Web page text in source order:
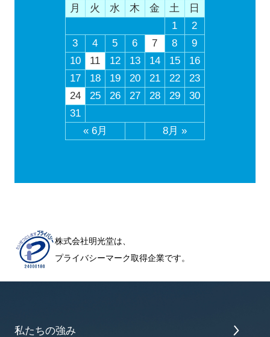
月 火 水 木 金 土 日
« 6月 8月 »
1
2
3
4 5 6 7 8
9
10
11 12 13 14 15
16
17
18 19 20 21 22
23
24
25 26 27 28 29
30
31
株式会社明光堂は、
プライバシーマーク取得企業です。
私たちの強み